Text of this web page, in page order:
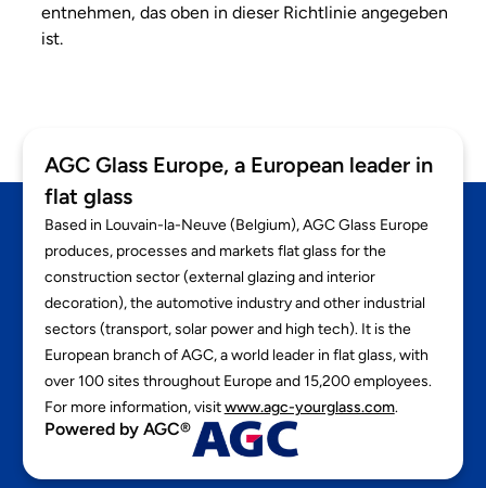
entnehmen, das oben in dieser Richtlinie angegeben
ist.
AGC Glass Europe, a European leader in
flat glass
Based in Louvain-la-Neuve (Belgium), AGC Glass Europe
produces, processes and markets flat glass for the
construction sector (external glazing and interior
decoration), the automotive industry and other industrial
sectors (transport, solar power and high tech). It is the
European branch of AGC, a world leader in flat glass, with
over 100 sites throughout Europe and 15,200 employees.
For more information, visitwww.agc-yourglass.com.
Powered by AGC®